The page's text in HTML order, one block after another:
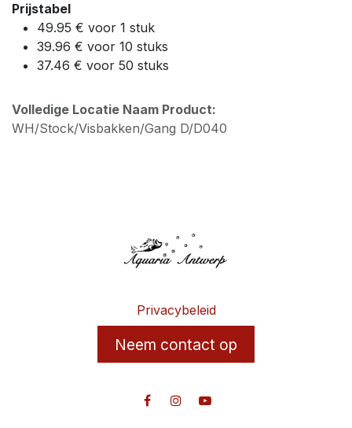
Prijstabel
49.95 € voor 1 stuk
39.96 € voor 10 stuks
37.46 € voor 50 stuks
Volledige Locatie Naam Product:
WH/Stock/Visbakken/Gang D/D040
Privacybeleid
Neem contact op